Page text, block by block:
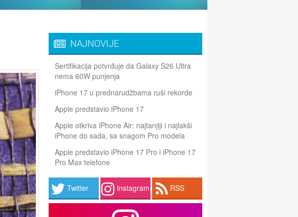
NAJNOVIJE
Sertifikacija potvrđuje da Galaxy S26 Ultra
nema 60W punjenja
iPhone 17 u prednarudžbama ruši rekorde
Apple predstavio iPhone 17
Apple otkriva iPhone Air: najtanjiji i najlakši
iPhone do sada, sa snagom Pro modela
Apple predstavio iPhone 17 Pro i iPhone 17
Pro Max telefone
Twitter Instagram RSS